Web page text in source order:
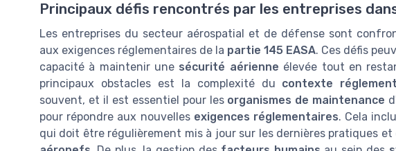
Principaux défis rencontrés par les entreprises
Les entreprises du secteur aérospatial et de défense sont
aux exigences réglementaires de la partie 145 EASA. Ces défis
capacité à maintenir une sécurité aérienne élevée tout en
principaux obstacles est la complexité du contexte
souvent, et il est essentiel pour les organismes de maintenance
pour répondre aux nouvelles exigences réglementaires. Cela
qui doit être régulièrement mis à jour sur les dernières pratiques